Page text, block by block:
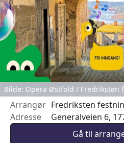
Bilde: Opera Østfold / Fredriksten
Arrangør Fredriksten
Adresse
Generalveien 6,
Gå til